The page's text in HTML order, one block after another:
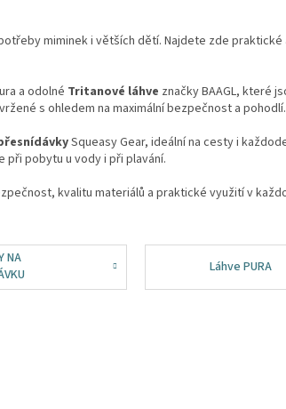
miminek i větších dětí. Najdete zde
a odolné Tritanové láhve značkyBAAGL, které
s ohledem na maximální bezpečnost a pohodlí.
Squeasy Gear, ideální na cesty i
při pobytu u vody i při plavání.
kvalitu materiálů a praktické využití v
NA
Láhve PURA